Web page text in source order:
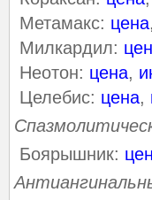
Метамакс: цена,
Милкардил:
Неотон: цена,
Целебис: цена,
Боярышник: